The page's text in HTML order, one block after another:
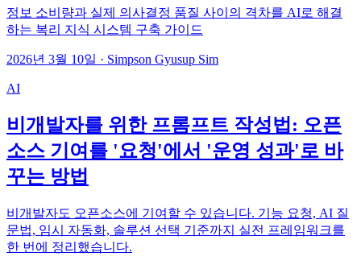
정보 소비량과 실제 의사결정 품질 사이의 격차를 AI로 해결
하는 복리 지식 시스템 구축 가이드
2026년 3월 10일 · Simpson Gyusup Sim
AI
비개발자를 위한 프롬프트 작성법: 오픈
소스 기여를 '요청'에서 '운영 성과'로 바
꾸는 방법
비개발자도 오픈소스에 기여할 수 있습니다. 기능 요청, AI 질
문법, 임시 자동화, 솔루션 선택 기준까지 실전 프레임워크를
한 번에 정리했습니다.